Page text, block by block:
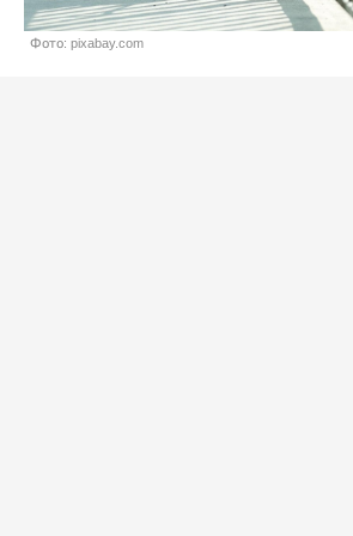
Фото: pixabay.com